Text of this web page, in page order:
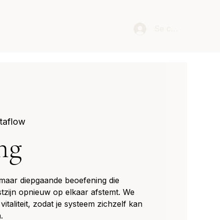
diepgaande beoefening die
opnieuw op elkaar afstemt. We
zodat je systeem zichzelf kan